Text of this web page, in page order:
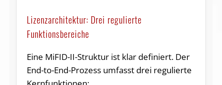
Lizenzarchitektur: Drei regulierte
Funktionsbereiche
Eine MiFID-II-Struktur ist klar definiert. Der
End-to-End-Prozess umfasst drei regulierte